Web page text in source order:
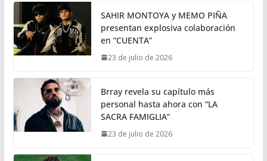
SAHIR MONTOYA y MEMO PIÑA
presentan explosiva colaboración
en “CUENTA”
23 de julio de 2026
Brray revela su capítulo más
personal hasta ahora con “LA
SACRA FAMIGLIA”
23 de julio de 2026